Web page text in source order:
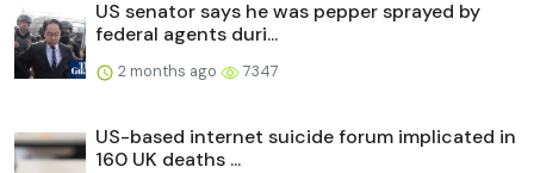
US senator says he was pepper sprayed by
federal agents duri...
2 months ago 7347
US-based internet suicide forum implicated in
160 UK deaths ...